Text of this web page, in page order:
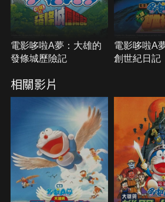
電影哆啦A夢：大雄的
發條城歷險記
電影哆啦A
創世紀日記
相關影片